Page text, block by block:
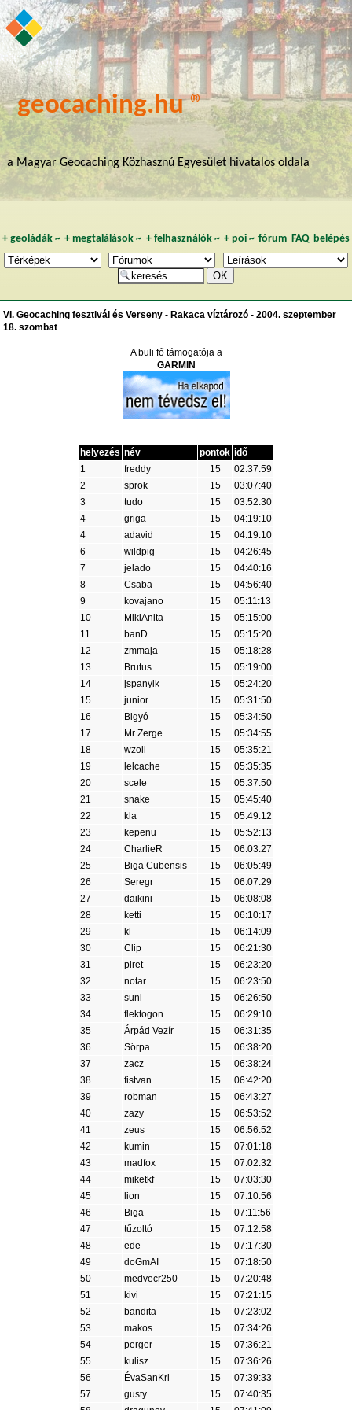
geocaching.hu ®
a Magyar Geocaching Közhasznú Egyesület hivatalos oldala
+ geoládák~ +megtalálások ~ + felhasználók~ + poi~ fórum FAQ belépés
VI. Geocaching fesztivál és Verseny - Rakaca víztározó - 2004. szeptember
18. szombat
A buli fő támogatója a
GARMIN
helyezés név pontok idő
1
freddy 15
02:37:59
2
sprok 15
03:07:40
3
tudo 15
03:52:30
4
griga 15
04:19:10
4
adavid 15
04:19:10
6
wildpig 15
04:26:45
7
jelado 15
04:40:16
8
Csaba 15
04:56:40
9
kovajano 15
05:11:13
10
MikiAnita 15
05:15:00
11
banD 15
05:15:20
12
zmmaja 15
05:18:28
13
Brutus 15
05:19:00
14
jspanyik 15
05:24:20
15
junior 15
05:31:50
16
Bigyó 15
05:34:50
17
Mr Zerge 15
05:34:55
18
wzoli 15
05:35:21
19
lelcache 15
05:35:35
20
scele 15
05:37:50
21
snake 15
05:45:40
22
kla 15
05:49:12
23
kepenu 15
05:52:13
24
CharlieR 15
06:03:27
25
Biga Cubensis 15
06:05:49
26
Seregr 15
06:07:29
27
daikini 15
06:08:08
28
ketti 15
06:10:17
29
kl 15
06:14:09
30
Clip 15
06:21:30
31
piret 15
06:23:20
32
notar 15
06:23:50
33
suni 15
06:26:50
34
flektogon 15
06:29:10
35
Árpád Vezír 15
06:31:35
36
Sörpa 15
06:38:20
37
zacz 15
06:38:24
38
fistvan 15
06:42:20
39
robman 15
06:43:27
40
zazy 15
06:53:52
41
zeus 15
06:56:52
42
kumin 15
07:01:18
43
madfox 15
07:02:32
44
miketkf 15
07:03:30
45
lion 15
07:10:56
46
Biga 15
07:11:56
47
tűzoltó 15
07:12:58
48
ede 15
07:17:30
49
doGmAI 15
07:18:50
50
medvecr250 15
07:20:48
51
kivi 15
07:21:15
52
bandita 15
07:23:02
53
makos 15
07:34:26
54
perger 15
07:36:21
55
kulisz 15
07:36:26
56
ÉvaSanKri 15
07:39:33
57
gusty 15
07:40:35